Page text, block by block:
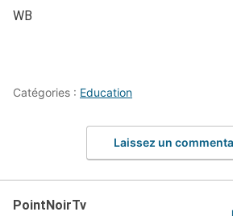
WB
Catégories : Education
Laissez un
PointNoirTv